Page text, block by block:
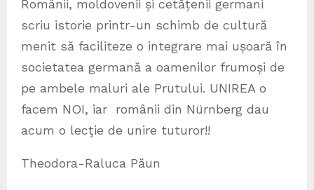
Românii, moldovenii și cetățenii germani
scriu istorie printr-un schimb de cultură
menit să faciliteze o integrare mai ușoară în
societatea germană a oamenilor frumoși de
pe ambele maluri ale Prutului. UNIREA o
facem NOI, iar românii din Nürnberg dau
acum o lecţie de unire tuturor!!
Theodora-Raluca Păun